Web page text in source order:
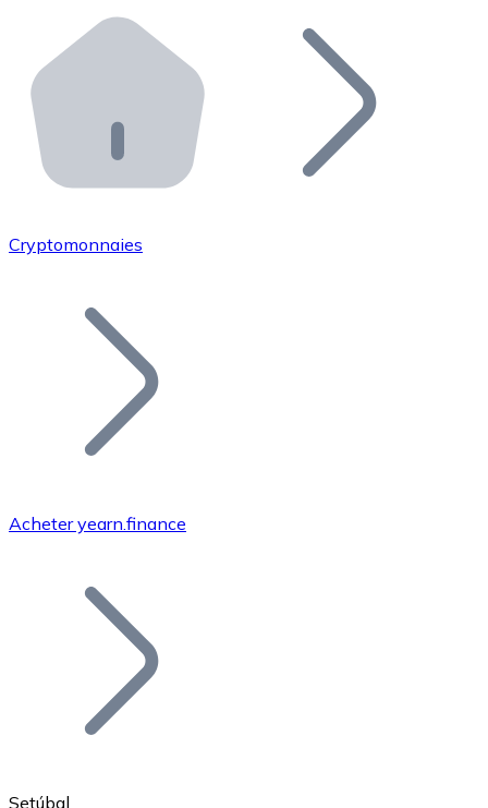
Distributeurs automatiques Bitnovo
Intégrez un ATM Bitnovo dans votre entreprise et
API Bitnovo
Intégrez notre API dans votre écosystème.
Rejoignez notre réseau de distributeurs et
Ajoutez le token de votre projet à notre service
Bitcoin
Cryptomonnaies
Acheter yearn.finance
Setúbal